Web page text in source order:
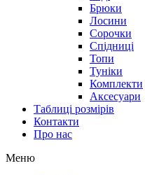
Брюки
Лосини
Сорочки
Спідниці
Топи
Туніки
Комплекти
Аксесуари
Таблиці розмірів
Контакти
Про нас
Меню